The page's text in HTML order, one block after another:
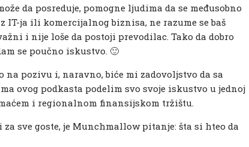
da posreduje, pomogne ljudima da se međusobno
IT-ja ili komercijalnog biznisa, ne razume se baš
i nije loše da postoji prevodilac. Tako da dobro
se poučno iskustvo. 🙂
na pozivu i, naravno, biće mi zadovoljstvo da sa
ovog podkasta podelim svo svoje iskustvo u jednoj
i regionalnom finansijskom tržištu.
za sve goste, je Munchmallow pitanje: šta si hteo da